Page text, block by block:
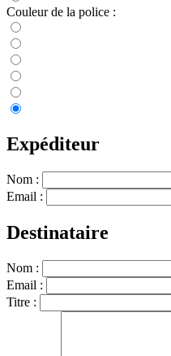
Couleur de la police :
Expéditeur
Nom :
Email :
Destinataire
Nom :
Email :
Titre :